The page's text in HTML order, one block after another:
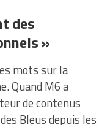
des
»
mots sur la
Quand M6 a
de contenus
Bleus depuis les